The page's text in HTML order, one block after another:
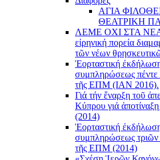
ΑΓΙΑ
ΘΕΑΤΡΙΚΗ
ΛΕΜΕ ΟΧΙ ΣΤΑ
εἰρηνική πορεία
τῶν νέων
Ἑορταστική ἐκδήλωση
συμπληρώσεως πέντε
τῆς ΕΠΜ (ΙΑΝ 2016).
Γιά τήν ἔναρξη τοῦ
Κύπρου γιά
(2014)
Ἑορταστική ἐκδήλωση
συμπληρώσεως τριῶν
τῆς ΕΠΜ (2014)